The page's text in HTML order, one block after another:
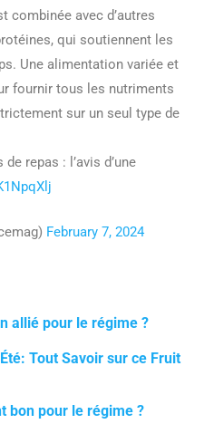
combinée avec d’autres
qui soutiennent les
Une alimentation variée et
fournir tous les nutriments
sur un seul type de
repas : l’avis d’une
February 7, 2024
allié pour le régime ?
Tout Savoir sur ce Fruit
bon pour le régime ?